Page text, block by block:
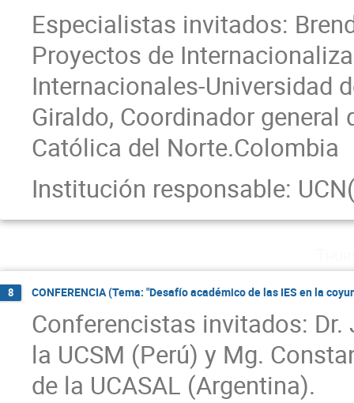
Especialistas invitados:
Proyectos de
Internacionales-Universidad
Giraldo, Coordinador
Católica del Norte.Colombia
Institución responsable:
8 CONFERENCIA (Tema: "Desafío académico de las IES en la
Conferencistas invitados: Dr.
la UCSM (Perú) y Mg.
de la UCASAL (Argentina).